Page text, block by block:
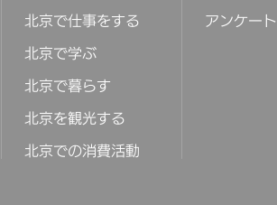
北京で仕事をする
北京で学ぶ
北京で暮らす
北京を観光する
北京での消費活動
アンケート